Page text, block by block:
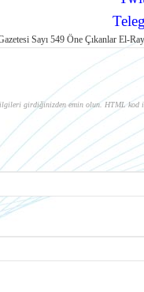
Sayı 549 Öne Çıkanlar El-
girdiğinizden emin olun. HTML kod